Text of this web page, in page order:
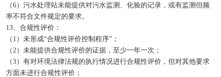
（6）污水处理站未能提供对污水监测、化验的记录，或有监测但频
率不符合文件规定的要求。
13、合规性评价：
（1）未形成“合规性评价控制程序”；
（2）未能提供合规性评价的证据，至少一年一次；
（3）有对环境法律法规的执行情况进行合规性评价，但对其他要求
方面未进行合规性评价；